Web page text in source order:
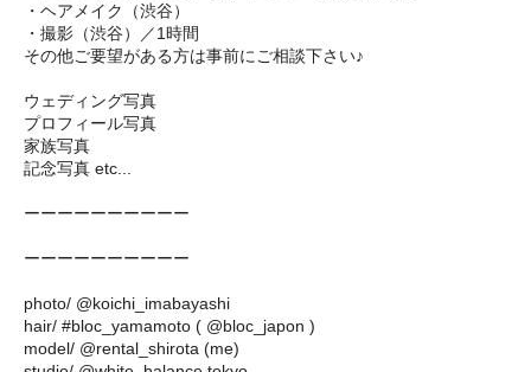
・ヘアメイク（渋谷）
・撮影（渋谷）／1時間
その他ご要望がある方は事前にご相談下さい♪
ウェディング写真
プロフィール写真
家族写真
記念写真 etc...
ーーーーーーーーーー
ーーーーーーーーーー
photo/ @koichi_imabayashi
hair/ #bloc_yamamoto ( @bloc_japon )
model/ @rental_shirota (me)